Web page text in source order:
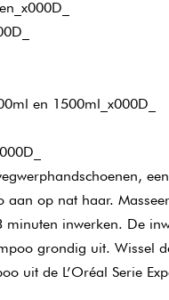
en 1500ml_x000D_
aan op nat haar.
inwerken. De
grondig uit. Wissel
uit de L’Oréal Serie